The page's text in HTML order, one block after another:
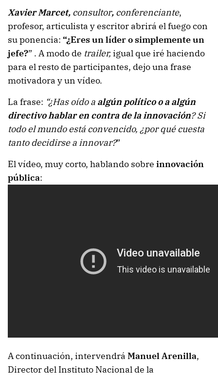
Xavier Marcet, consultor, conferenciante,
profesor, articulista y escritor abrirá el fuego con
su ponencia: “¿Eres un líder o simplemente un
jefe?” . A modo de trailer, igual que iré haciendo
para el resto de participantes, dejo una frase
motivadora y un vídeo.
La frase: “¿Has oído a algún político o a algún
directivo hablar en contra de la innovación? Si
todo el mundo está convencido, ¿por qué cuesta
tanto decidirse a innovar?”
El vídeo, muy corto, hablando sobre innovación
pública:
A continuación, intervendrá Manuel Arenilla,
Director del Instituto Nacional de la